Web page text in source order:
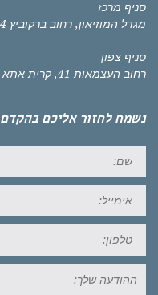
סניף מרכז
מגדל המוזיאון, רחוב ברקוביץ 4 ת"א
סניף צפון
רחוב העצמאות 41, קרית אתא
נשמח לחזור אליכם בהקדם
שלך: